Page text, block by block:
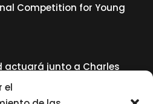
el
Competition for Young
actuará junto a Charles